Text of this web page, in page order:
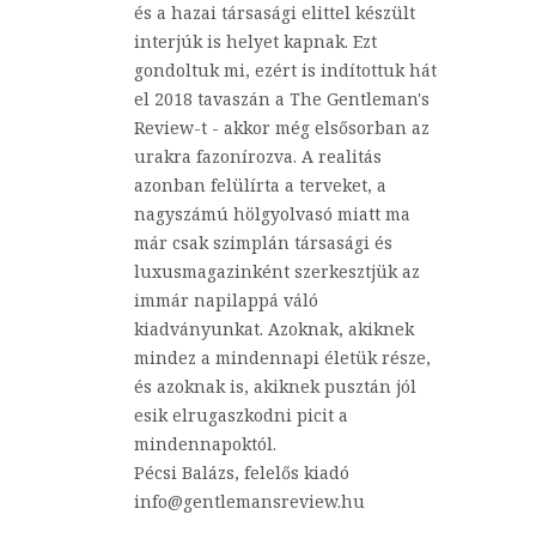
és a hazai társasági elittel készült
interjúk is helyet kapnak. Ezt
gondoltuk mi, ezért is indítottuk hát
el 2018 tavaszán a The Gentleman's
Review-t - akkor még elsősorban az
urakra fazonírozva. A realitás
azonban felülírta a terveket, a
nagyszámú hölgyolvasó miatt ma
már csak szimplán társasági és
luxusmagazinként szerkesztjük az
immár napilappá váló
kiadványunkat. Azoknak, akiknek
mindez a mindennapi életük része,
és azoknak is, akiknek pusztán jól
esik elrugaszkodni picit a
mindennapoktól.
Pécsi Balázs, felelős kiadó
info@gentlemansreview.hu